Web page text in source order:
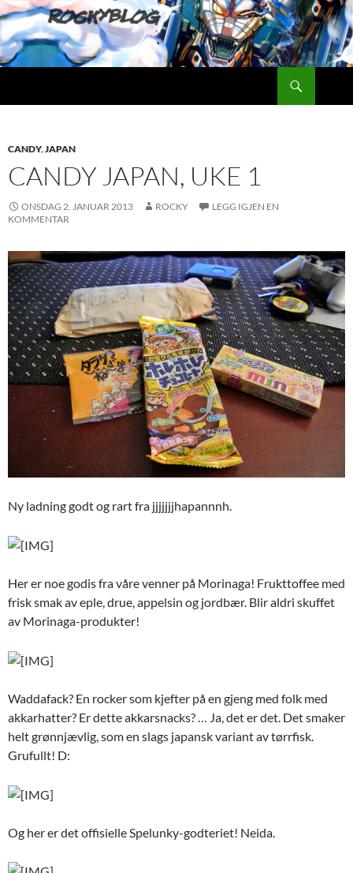
Hopp
til
innhold
CANDY,JAPAN
CANDY JAPAN, UKE 1
ONSDAG 2. JANUAR 2013 ROCKY
LEGG IGJEN EN
KOMMENTAR
Ny ladning godt og rart fra jjjjjjjhapannnh.
Her er noe godis fra våre venner på Morinaga! Frukttoffee med
frisk smak av eple, drue, appelsin og jordbær. Blir aldri skuffet
av Morinaga-produkter!
Waddafack? En rocker som kjefter på en gjeng med folk med
akkarhatter? Er dette akkarsnacks? … Ja, det er det. Det smaker
helt grønnjævlig, som en slags japansk variant av tørrfisk.
Grufullt! D:
Og her er det offisielle Spelunky-godteriet! Neida.